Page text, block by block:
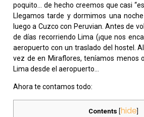
poquito… de hecho creemos que casi
Llegamos tarde y dormimos una
luego a Cuzco con Peruvian. Antes de
de días recorriendo Lima (¡que nos
aeropuerto con un traslado del hostel.
vez de en Miraflores, teníamos menos
Lima desde el aeropuerto…
Ahora te contamos todo:
Contents hide